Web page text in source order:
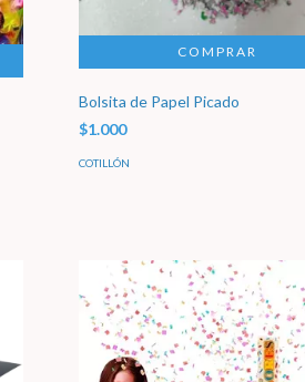
Bolsita de Papel Picado
$1.000
COTILLÓN